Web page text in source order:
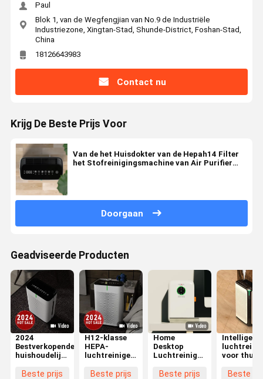
Paul
Blok 1, van de Wegfengjian van No.9 de Industriële
Industriezone, Xingtan-Stad, Shunde-District, Foshan-Stad,
China
18126643983
Contact nu
Krijg De Beste Prijs Voor
Van de het Huisdokter van de Hepah14 Filter
het Stofreinigingsmachine van Air Purifier
Doorgaan
Geadviseerde Producten
2024
Bestverkopende
huishoudelijke
voor het
Beste prijs
H12-klasse
HEPA-
luchtreinigers
huishoudens
Beste prijs
Home
Desktop
Luchtreinigers
Touch
Beste prijs
voor thuis
True HEPA
Beste